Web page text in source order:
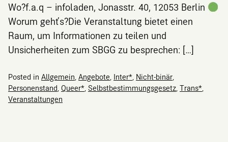
Wo?f.a.q – infoladen, Jonasstr. 40, 12053 Berlin
Worum geht’s?Die Veranstaltung bietet einen
Raum, um Informationen zu teilen und
Unsicherheiten zum SBGG zu besprechen: […]
Posted in Allgemein, Angebote, Inter*, Nicht-binär,
Personenstand, Queer*, Selbstbestimmungsgesetz, Trans*,
Veranstaltungen